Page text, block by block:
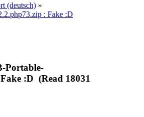
(deutsch) »
: Fake :D
Portable-
:D (Read 18031